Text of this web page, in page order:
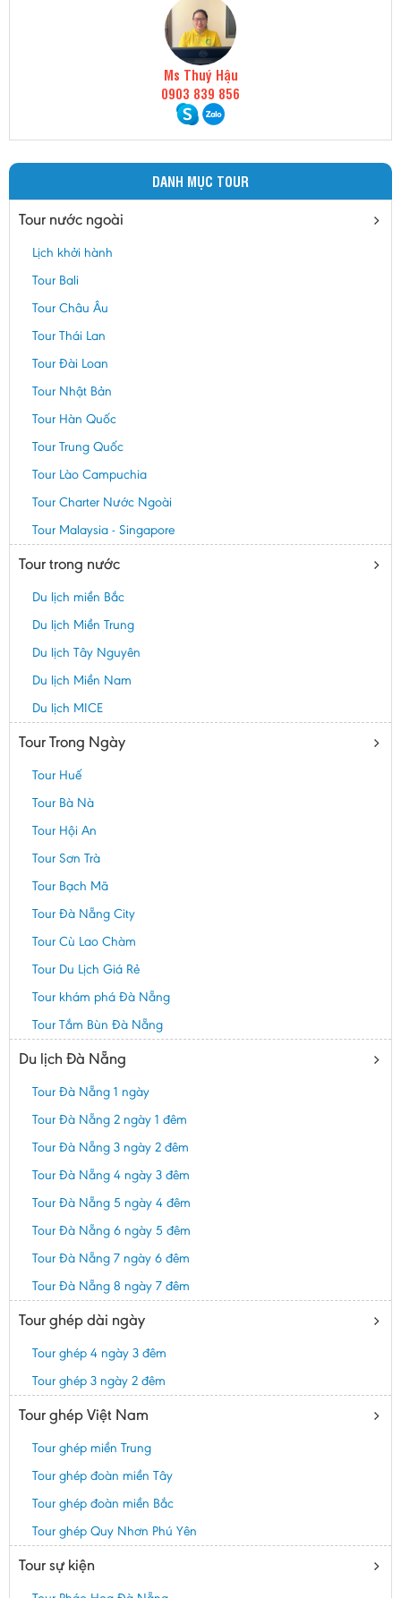
Ms Thuý Hậu
0903 839 856
DANH MỤC TOUR
Tour nước ngoài
Lịch khởi hành
Tour Bali
Tour Châu Âu
Tour Thái Lan
Tour Đài Loan
Tour Nhật Bản
Tour Hàn Quốc
Tour Trung Quốc
Tour Lào Campuchia
Tour Charter Nước Ngoài
Tour Malaysia - Singapore
Tour trong nước
Du lịch miền Bắc
Du lịch Miền Trung
Du lịch Tây Nguyên
Du lịch Miền Nam
Du lịch MICE
Tour Trong Ngày
Tour Huế
Tour Bà Nà
Tour Hội An
Tour Sơn Trà
Tour Bạch Mã
Tour Đà Nẵng City
Tour Cù Lao Chàm
Tour Du Lịch Giá Rẻ
Tour khám phá Đà Nẵng
Tour Tắm Bùn Đà Nẵng
Du lịch Đà Nẵng
Tour Đà Nẵng 1 ngày
Tour Đà Nẵng 2 ngày 1 đêm
Tour Đà Nẵng 3 ngày 2 đêm
Tour Đà Nẵng 4 ngày 3 đêm
Tour Đà Nẵng 5 ngày 4 đêm
Tour Đà Nẵng 6 ngày 5 đêm
Tour Đà Nẵng 7 ngày 6 đêm
Tour Đà Nẵng 8 ngày 7 đêm
Tour ghép dài ngày
Tour ghép 4 ngày 3 đêm
Tour ghép 3 ngày 2 đêm
Tour ghép Việt Nam
Tour ghép miền Trung
Tour ghép đoàn miền Tây
Tour ghép đoàn miền Bắc
Tour ghép Quy Nhơn Phú Yên
Tour sự kiện